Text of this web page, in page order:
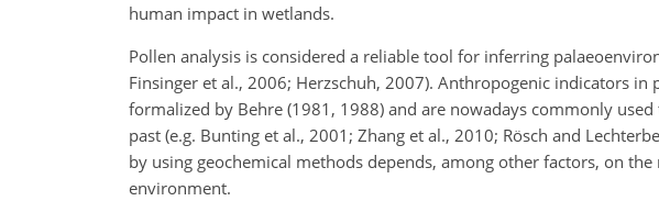
human impact in wetlands.
Pollen analysis is considered a reliable tool for inferring
Finsinger et al., 2006; Herzschuh, 2007). Anthropogenic indicators
formalized by Behre (1981, 1988) and are nowadays commonly
past (e.g. Bunting et al., 2001; Zhang et al., 2010; Rösch and
by using geochemical methods depends, among other factors, on
environment.